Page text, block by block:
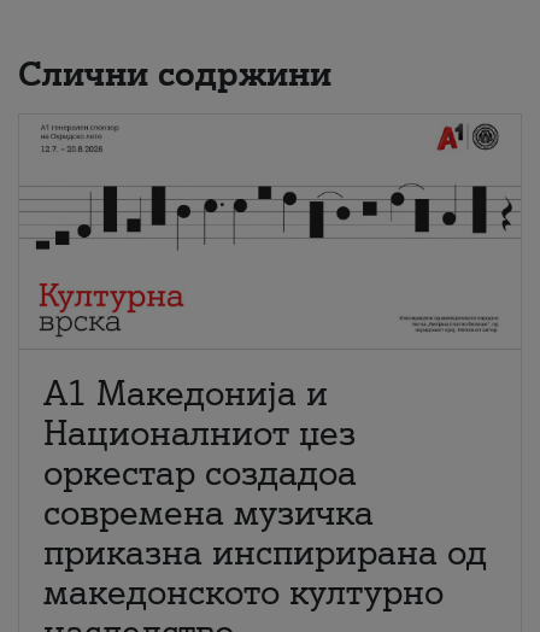
Слични содржини
А1 Македонија и
Националниот џез
оркестар создадоа
современа музичка
приказна инспирирана од
македонското културно